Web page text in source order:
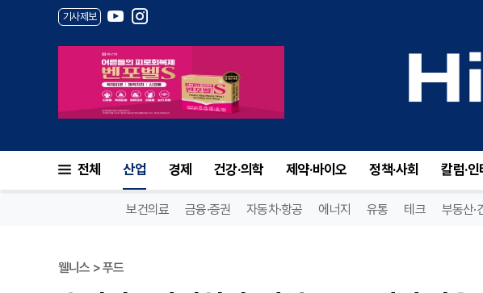
기사제보
전체 산업 경제 건강·의학 제약·바이오 정책·사회 칼럼·인
보건의료 금융·증권 자동차·항공 에너지 유통 테크 부동산·
웰니스 > 푸드